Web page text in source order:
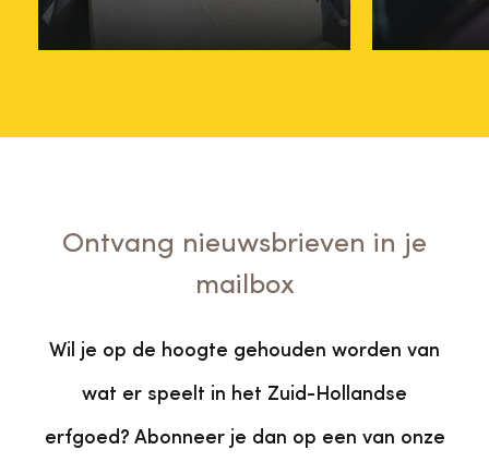
07 mei 27
Ontvang nieuwsbrieven in je
mailbox
Wil je op de hoogte gehouden worden van
wat er speelt in het Zuid-Hollandse
erfgoed? Abonneer je dan op een van onze